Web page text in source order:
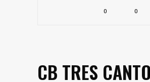
0 0
CB TRES